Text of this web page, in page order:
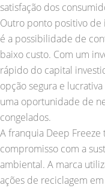
satisfação dos
Outro ponto positivo de
é a possibilidade de
baixo custo. Com um
rápido do capital
opção segura e
uma oportunidade de
congelados.
A franquia Deep
compromisso com a
ambiental. A marca
ações de reciclagem